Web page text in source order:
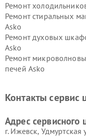
Ремонт
Ремонт стиральных
Asko
Ремонт духовых
Asko
Ремонт
печей Asko
Ремонт
Контакты сервис
Адрес сервисного
г. Ижевск, Удмуртская